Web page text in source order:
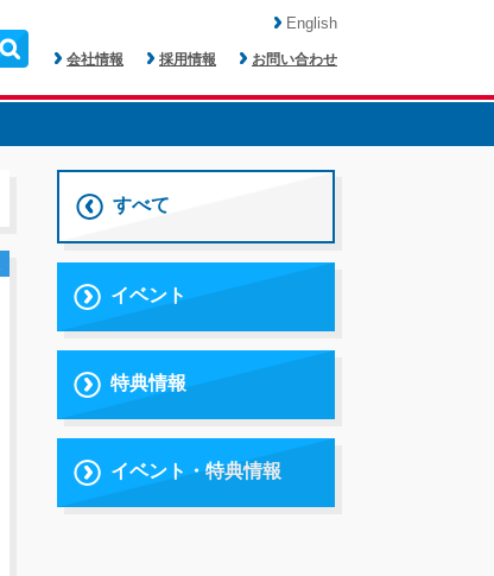
会社情報 採用情報 お問い合わせ
English
すべて
イベント
特典情報
イベント・特典情報